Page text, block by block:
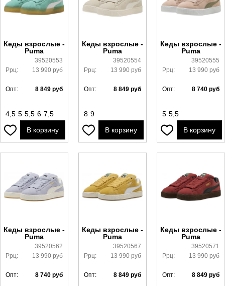
Кеды взрослые -
Puma
39520553
Ррц:
13 990 руб
Опт: 8 849 руб
4,5 5 5,5 6 7,5
В корзину
Кеды взрослые -
Puma
39520554
Ррц:
13 990 руб
Опт: 8 849 руб
8 9
В корзину
Кеды взрослые -
Puma
39520555
Ррц:
13 990 руб
Опт: 8 740 руб
5 5,5
В корзину
Кеды взрослые -
Puma
39520562
Ррц:
13 990 руб
Опт: 8 740 руб
Кеды взрослые -
Puma
39520567
Ррц:
13 990 руб
Опт: 8 849 руб
Кеды взрослые -
Puma
39520571
Ррц:
13 990 руб
Опт: 8 849 руб